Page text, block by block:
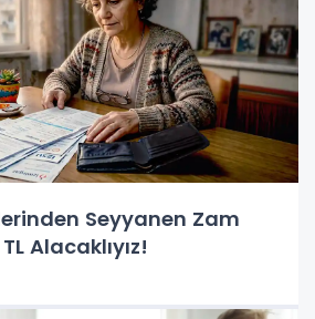
Seyyanen Zam
Alacaklıyız!